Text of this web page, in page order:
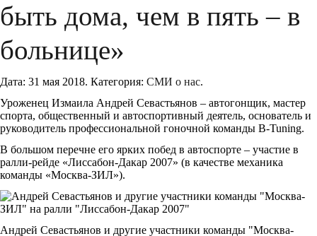
быть дома, чем в пять – в
больнице»
Дата: 31 мая 2018. Категория: СМИ о нас.
Уроженец Измаила Андрей Севастьянов – автогонщик, мастер
спорта, общественный и автоспортивный деятель, основатель и
руководитель профессиональной гоночной команды B-Tuning.
В большом перечне его ярких побед в автоспорте – участие в
ралли-рейде «Лиссабон-Дакар 2007» (в качестве механика
команды «Москва-ЗИЛ»).
Андрей Севастьянов и другие участники команды "Москва-